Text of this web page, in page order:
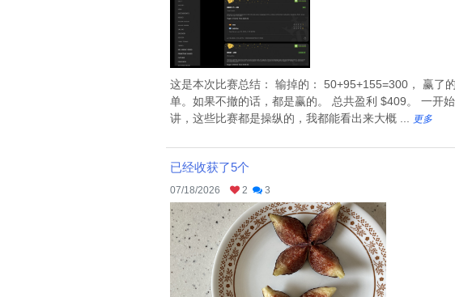
这是本次比赛总结： 输掉的： 50+95+155=300， 赢了
单。如果不撤的话，都是赢的。 总共盈利 $409。 一开
讲，这些比赛都是操纵的，我都能看出来大概 ...
更多
已经收获了5个
07/18/2026 2 3